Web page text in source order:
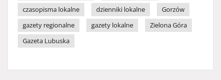
czasopisma lokalne
dzienniki lokalne
Gorzów
gazety regionalne
gazety lokalne
Zielona Góra
Gazeta Lubuska